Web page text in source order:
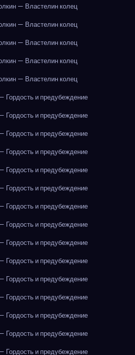
— Властелин колец
— Властелин колец
— Властелин колец
— Властелин колец
— Властелин колец
Гордость и предубеждение
Гордость и предубеждение
Гордость и предубеждение
Гордость и предубеждение
Гордость и предубеждение
Гордость и предубеждение
Гордость и предубеждение
Гордость и предубеждение
Гордость и предубеждение
Гордость и предубеждение
Гордость и предубеждение
Гордость и предубеждение
Гордость и предубеждение
Гордость и предубеждение
Гордость и предубеждение